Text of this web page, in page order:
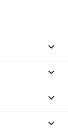



keyboard_arrow_down